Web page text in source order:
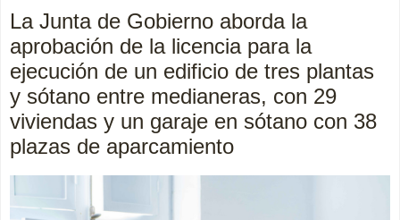
La Junta de Gobierno aborda la
aprobación de la licencia para la
ejecución de un edificio de tres plantas
y sótano entre medianeras, con 29
viviendas y un garaje en sótano con 38
plazas de aparcamiento